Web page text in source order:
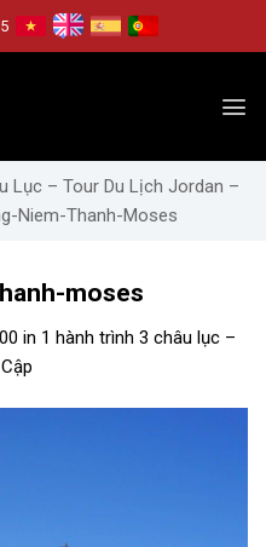
Lục – Tour Du Lịch Jordan –
Niem-Thanh-Moses
moses
in 1 hành trình 3 châu lục –